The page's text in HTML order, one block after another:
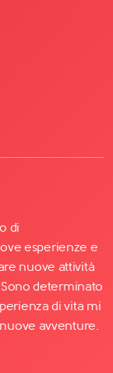
di
esperienze e
nuove attività
determinato
di vita mi
avventure.